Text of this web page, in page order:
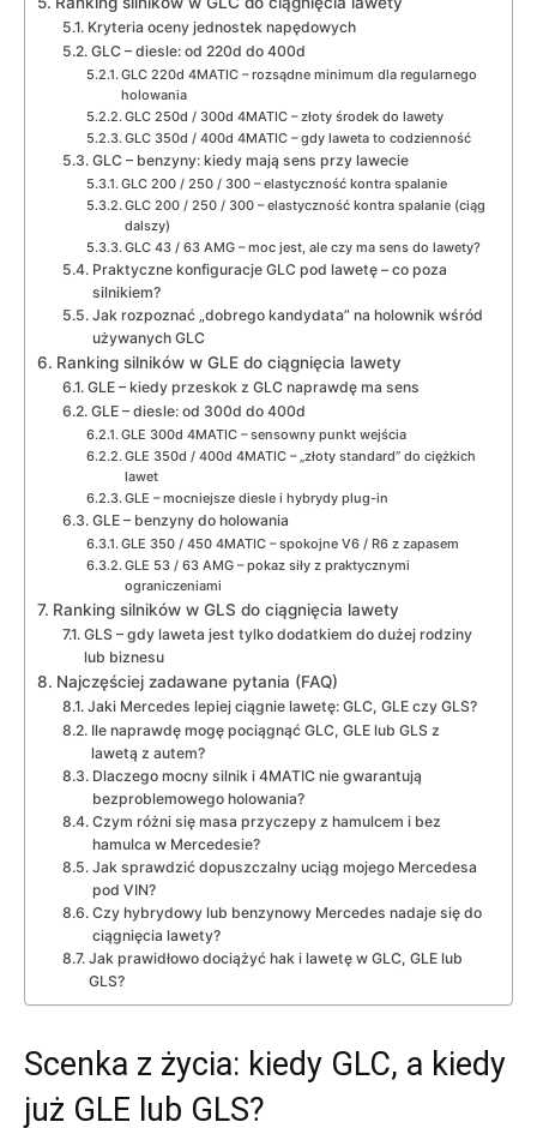
Kryteria oceny jednostek napędowych
GLC – diesle: od 220d do 400d
GLC 220d 4MATIC – rozsądne minimum dla regularnego
holowania
GLC 250d / 300d 4MATIC – złoty środek do lawety
GLC 350d / 400d 4MATIC – gdy laweta to codzienność
GLC – benzyny: kiedy mają sens przy lawecie
GLC 200 / 250 / 300 – elastyczność kontra spalanie
GLC 200 / 250 / 300 – elastyczność kontra spalanie (ciąg
dalszy)
GLC 43 / 63 AMG – moc jest, ale czy ma sens do lawety?
Praktyczne konfiguracje GLC pod lawetę – co poza
silnikiem?
Jak rozpoznać „dobrego kandydata” na holownik wśród
używanych GLC
Ranking silników w GLE do ciągnięcia lawety
GLE – kiedy przeskok z GLC naprawdę ma sens
GLE – diesle: od 300d do 400d
GLE 300d 4MATIC – sensowny punkt wejścia
GLE 350d / 400d 4MATIC – „złoty standard” do ciężkich
lawet
GLE – mocniejsze diesle i hybrydy plug-in
GLE – benzyny do holowania
GLE 350 / 450 4MATIC – spokojne V6 / R6 z zapasem
GLE 53 / 63 AMG – pokaz siły z praktycznymi
ograniczeniami
Ranking silników w GLS do ciągnięcia lawety
GLS – gdy laweta jest tylko dodatkiem do dużej rodziny
lub biznesu
Najczęściej zadawane pytania (FAQ)
Jaki Mercedes lepiej ciągnie lawetę: GLC, GLE czy GLS?
Ile naprawdę mogę pociągnąć GLC, GLE lub GLS z
lawetą z autem?
Dlaczego mocny silnik i 4MATIC nie gwarantują
bezproblemowego holowania?
Czym różni się masa przyczepy z hamulcem i bez
hamulca w Mercedesie?
Jak sprawdzić dopuszczalny uciąg mojego Mercedesa
pod VIN?
Czy hybrydowy lub benzynowy Mercedes nadaje się do
ciągnięcia lawety?
Jak prawidłowo dociążyć hak i lawetę w GLC, GLE lub
GLS?
Scenka z życia: kiedy GLC, a kiedy
już GLE lub GLS?